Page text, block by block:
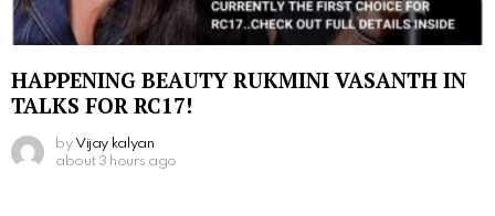
HAPPENING BEAUTY RUKMINI VASANTH IN
TALKS FOR RC17!
by Vijay kalyan
about 3 hours ago